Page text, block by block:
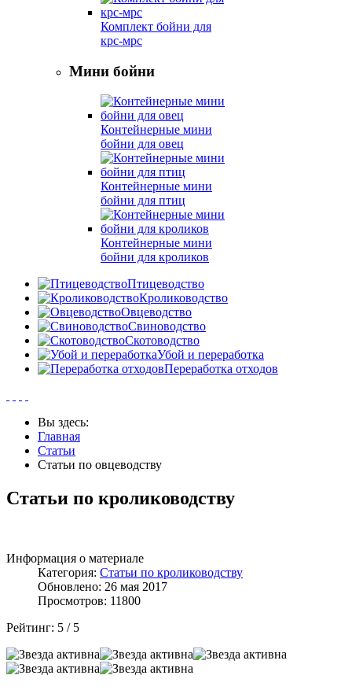
Комплект бойни для
крс-мрс
Мини бойни
Контейнерные мини
бойни для овец
Контейнерные мини
бойни для птиц
Контейнерные мини
бойни для кроликов
Птицеводство
Кролиководство
Овцеводство
Свиноводство
Скотоводство
Убой и переработка
Переработка отходов
Вы здесь:
Главная
Статьи
Статьи по овцеводству
Статьи по кролиководству
Информация о материале
Категория: Статьи по кролиководству
Обновлено: 26 мая 2017
Просмотров: 11800
Рейтинг: 5 / 5